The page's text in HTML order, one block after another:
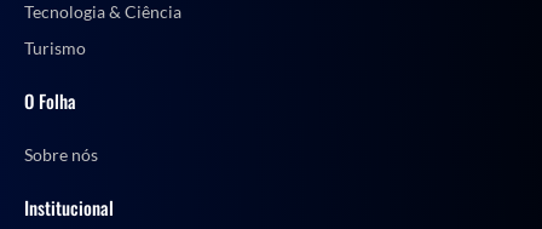
Tecnologia & Ciência
Turismo
O Folha
Sobre nós
Institucional